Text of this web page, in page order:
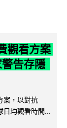
觀看方案
告存隱
案，以對抗
日均觀看時間...